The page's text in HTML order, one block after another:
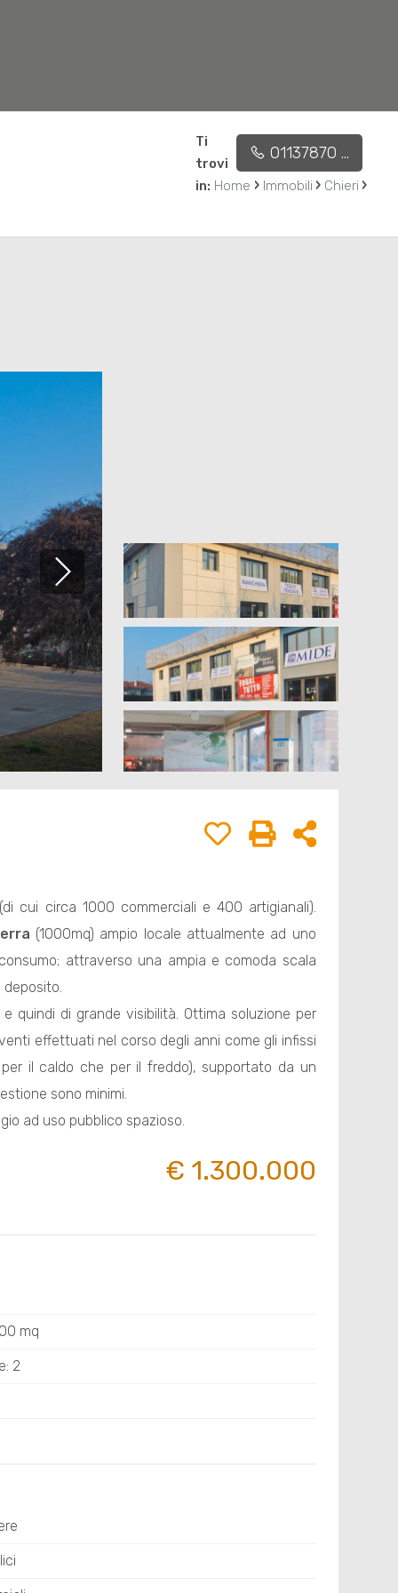
01137870 ...
Ti
trovi
in: Home › Immobili › Chieri ›
cui circa 1000 commerciali e 400 artigianali).
(1000mq) ampio locale attualmente ad uno
attraverso una ampia e comoda scala
quindi di grande visibilità. Ottima soluzione per
effettuati nel corso degli anni come gli infissi
il caldo che per il freddo), supportato da un
sono minimi.
ad uso pubblico spazioso.
€ 1.300.000
mq
2